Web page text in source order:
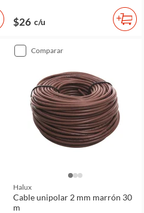
$26 c/u
comparar
Halux
Cable unipolar 2 mm marrón 30
m